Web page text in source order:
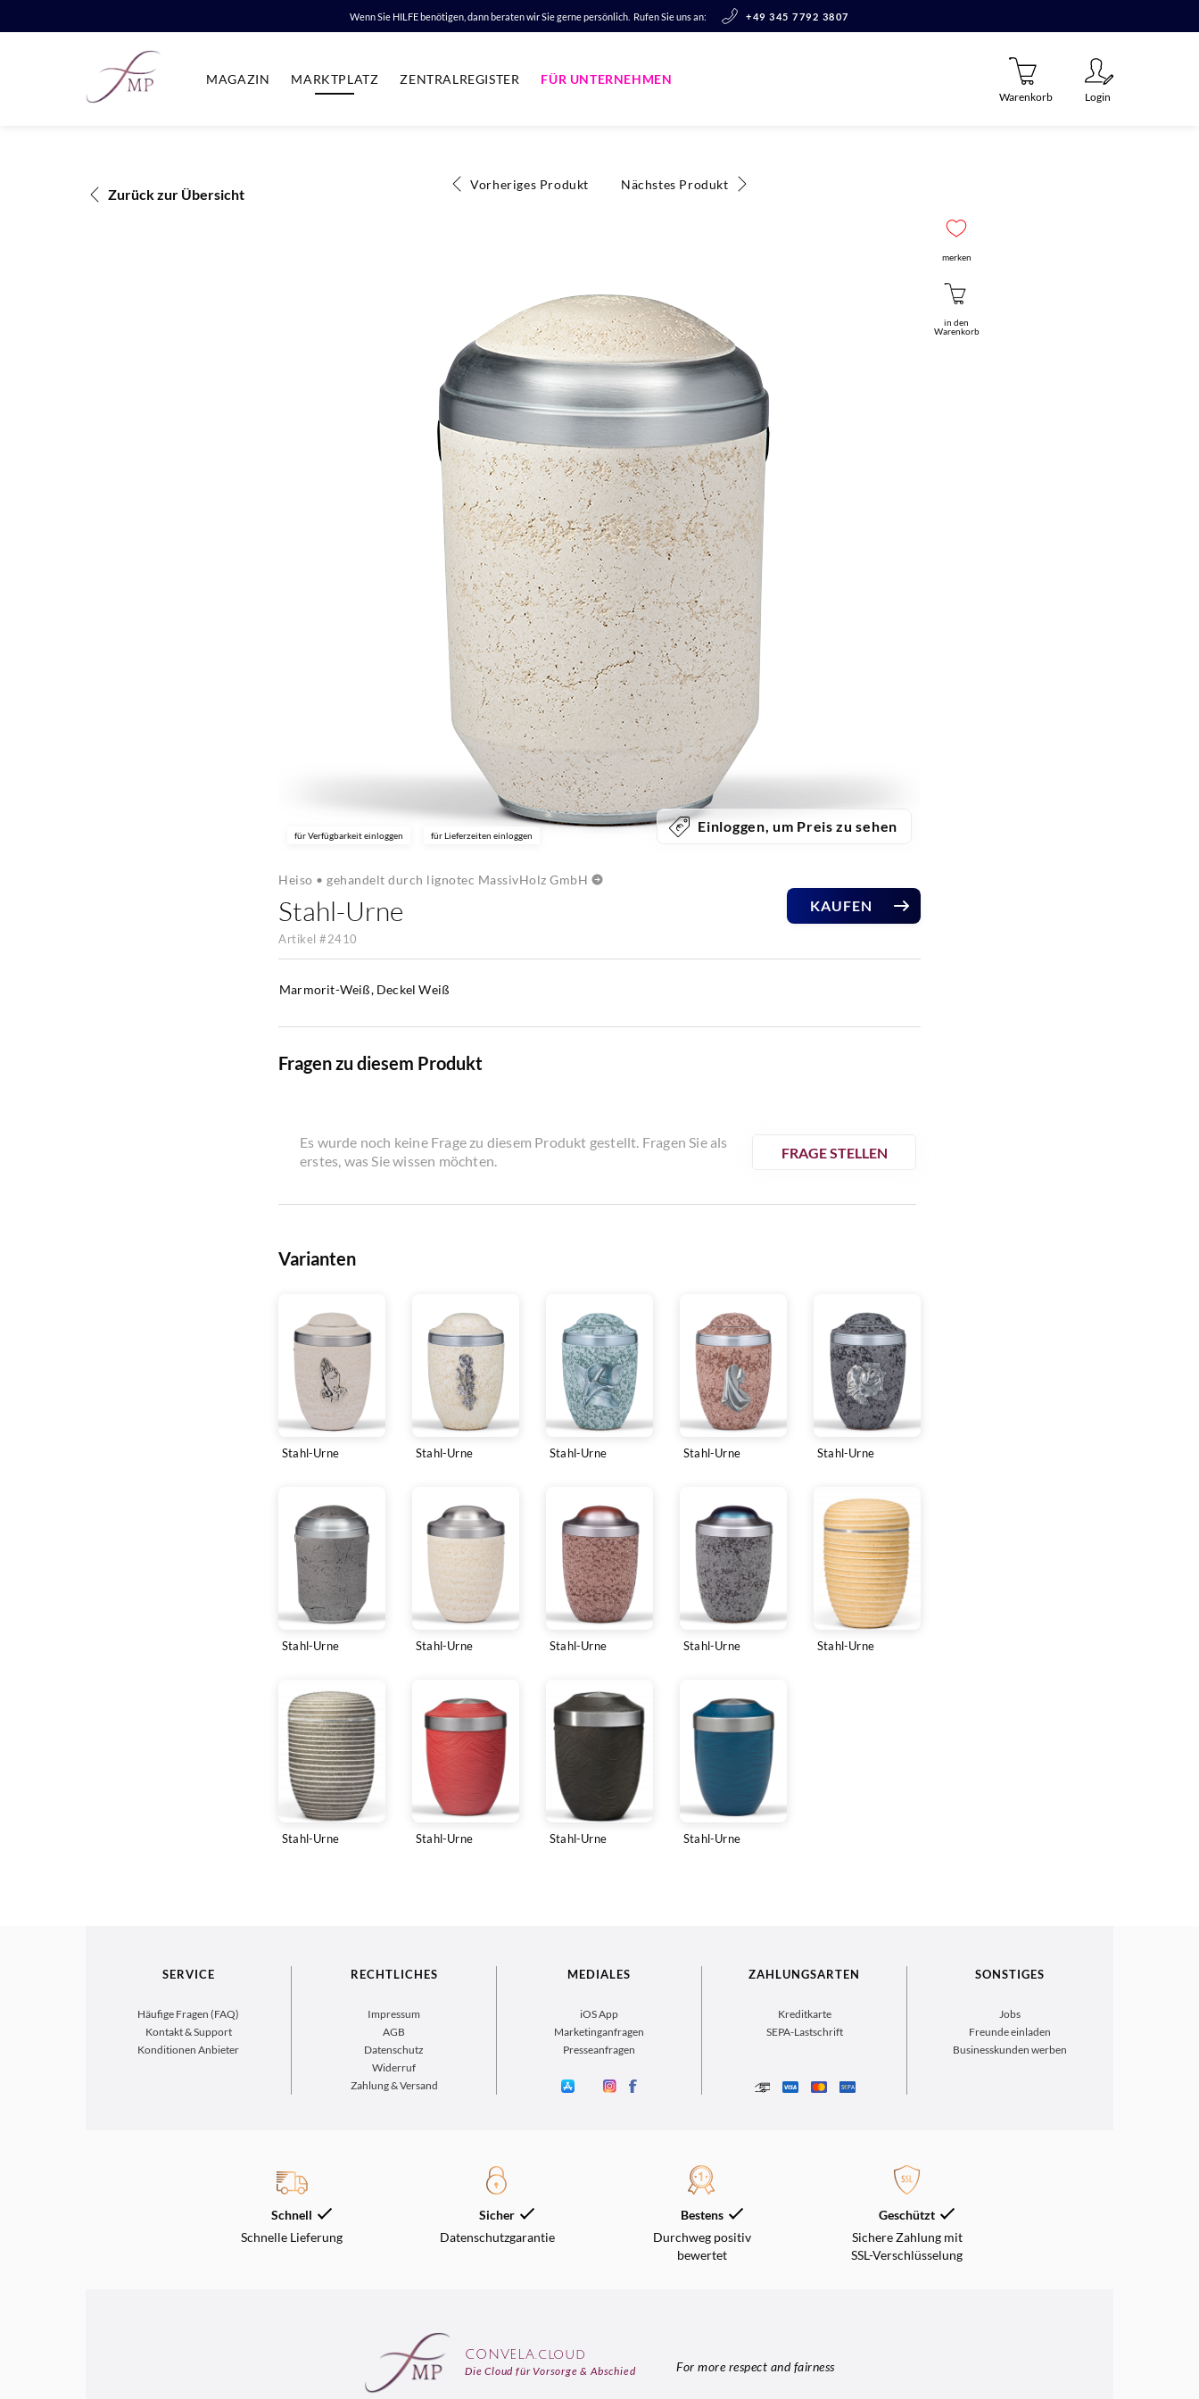
Wenn Sie HILFE benötigen, dann beraten wir Sie gerne persönlich. Rufen Sie uns an: +49 345 7792 3807
MAGAZIN MARKTPLATZ ZENTRALREGISTER FÜR UNTERNEHMEN
Warenkorb Login
Zurück zur Übersicht
Vorheriges Produkt Nächstes Produkt
merken
in den
Warenkorb
für Verfügbarkeit einloggen für Lieferzeiten einloggen
Einloggen, um Preis zu sehen
Heiso • gehandelt durch lignotec MassivHolz GmbH
Stahl-Urne
Artikel #2410
KAUFEN
Marmorit-Weiß, Deckel Weiß
Fragen zu diesem Produkt
Es wurde noch keine Frage zu diesem Produkt gestellt. Fragen Sie als
erstes, was Sie wissen möchten.
FRAGE STELLEN
Varianten
Stahl-Urne Stahl-Urne Stahl-Urne Stahl-Urne Stahl-Urne
Stahl-Urne Stahl-Urne Stahl-Urne Stahl-Urne Stahl-Urne
Stahl-Urne Stahl-Urne Stahl-Urne Stahl-Urne
SERVICE
Häufige Fragen (FAQ)
Kontakt & Support
Konditionen Anbieter
RECHTLICHES
Impressum
AGB
Datenschutz
Widerruf
Zahlung & Versand
MEDIALES
iOS App
Marketinganfragen
Presseanfragen
ZAHLUNGSARTEN
Kreditkarte
SEPA-Lastschrift
S€PA
SONSTIGES
Jobs
Freunde einladen
Businesskunden werben
Schnell
Schnelle Lieferung
Sicher
Datenschutzgarantie
Bestens
Durchweg positiv
bewertet
Geschützt
Sichere Zahlung mit
SSL-Verschlüsselung
CONVELA.cloud
Die Cloud für Vorsorge & Abschied For more respect and fairness